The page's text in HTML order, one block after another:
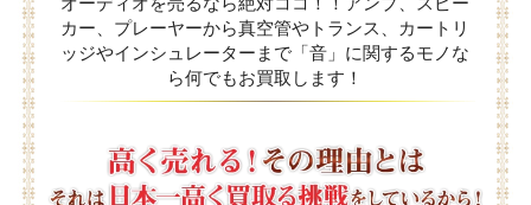
カー、プレーヤーから真空管やトランス、カートリ
ッジやインシュレーターまで「音」に関するモノな
ら何でもお買取します！